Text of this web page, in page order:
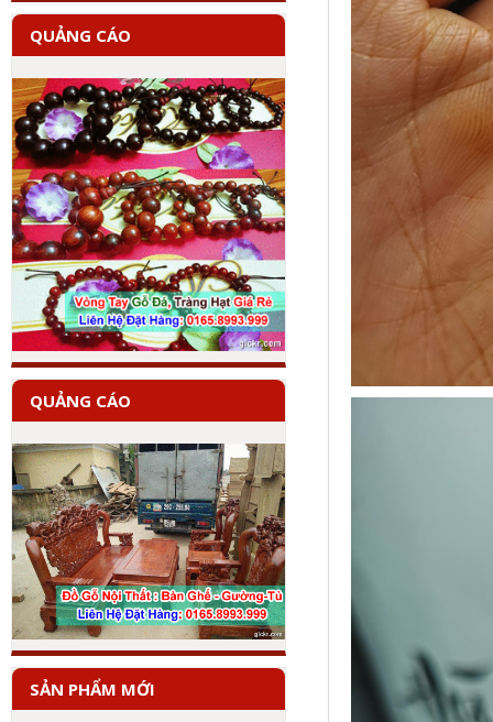
QUẢNG CÁO
QUẢNG CÁO
SẢN PHẨM MỚI